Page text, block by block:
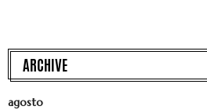
ARCHIVE
agosto